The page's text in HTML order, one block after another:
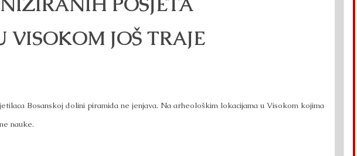
JOŠ TRAJE
Bosanskoj dolini piramida ne jenjava. Na arheološkim lokacijama u Visokom kojima
nauke.